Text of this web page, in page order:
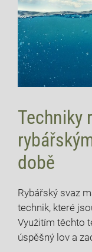
Techniky
době
Rybářský ⁢svaz
technik, které
Využitím těchto⁤
úspěšný lov a​